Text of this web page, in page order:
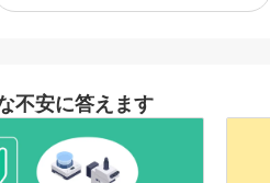
不安に答えます